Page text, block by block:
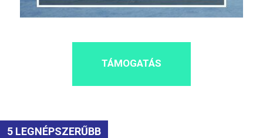
TÁMOGATÁS
5 LEGNÉPSZERŰBB